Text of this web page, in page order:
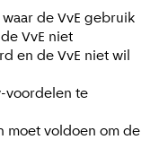
de VvE gebruik
VvE niet
en de VvE niet wil
voordelen te
moet voldoen om de